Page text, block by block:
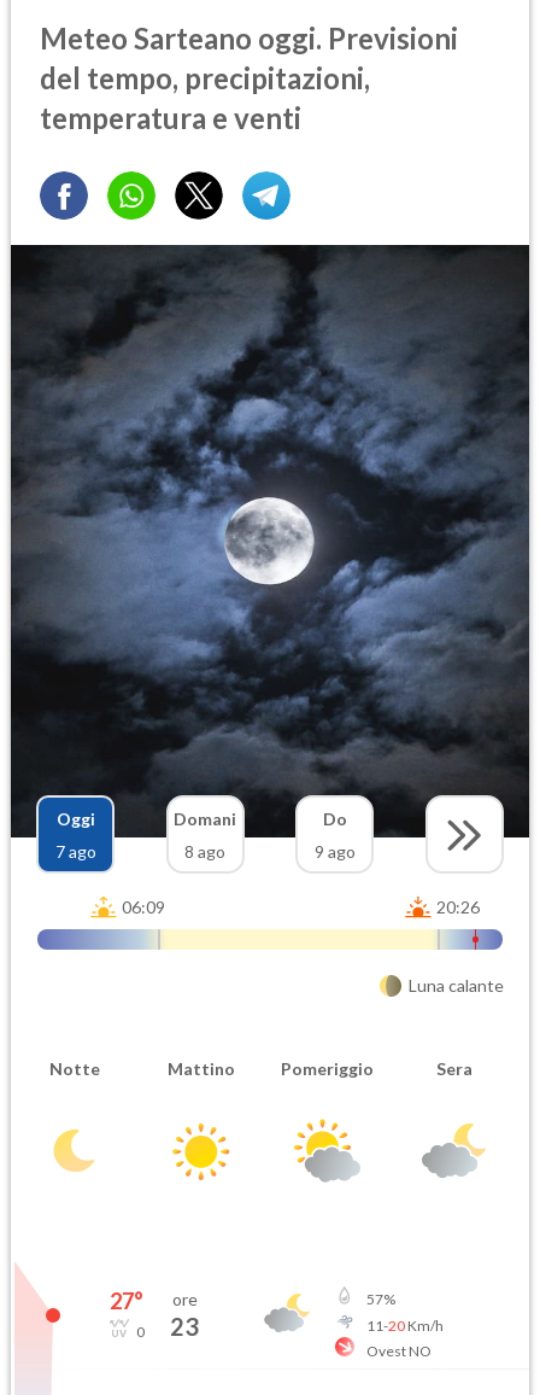
Meteo Sarteano oggi. Previsioni
del tempo, precipitazioni,
temperatura e venti
Oggi
7 ago
Domani
8 ago
Do
9 ago
06:09 20:26
Luna calante
Notte Mattino Pomeriggio Sera
27°
0
ore
23
57%
11-20Km/h
Ovest NO